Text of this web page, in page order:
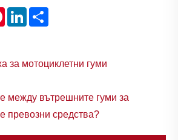
PinterestLinkedIn
за мотоциклетни гуми
между вътрешните гуми за
превозни средства?